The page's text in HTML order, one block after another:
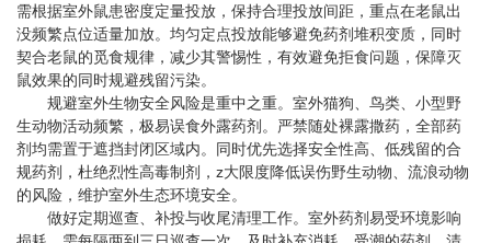
需根据室外鼠患密度定量投放，保持合理投放间距，重点在老鼠出
没频繁点位适量加放。均匀定点投放能够避免药剂堆积变质，同时
契合老鼠的觅食规律，减少其警惕性，有效避免拒食问题，保障灭
鼠效果的同时规避残留污染。
规避室外生物安全风险是重中之重。室外猫狗、鸟类、小型野
生动物活动频繁，极易误食外露药剂。严禁随处裸露撒药，全部药
剂均需置于遮挡封闭区域内。同时优先选择安全性高、低残留的合
规药剂，杜绝烈性高毒制剂，z大限度降低误伤野生动物、流浪动物
的风险，维护室外生态环境安全。
做好定期巡查、补投与收尾清理工作。室外药剂易受环境影响